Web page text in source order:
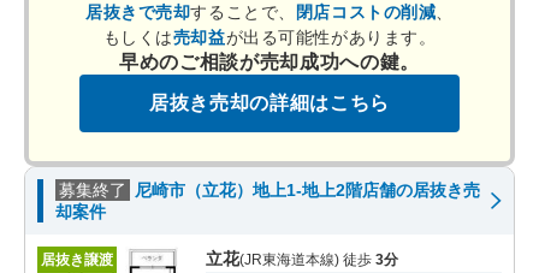
居抜きで売却することで、 閉店コストの削減
もしくは売却益が出る可能性があります。
早めのご相談が売却成功への鍵。
居抜き売却の詳細はこちら
募集終了
尼崎市（立花）地上1-地上2階店舗の居抜き売
却案件
居抜き譲渡 立花(JR東海道本線) 徒歩 3分